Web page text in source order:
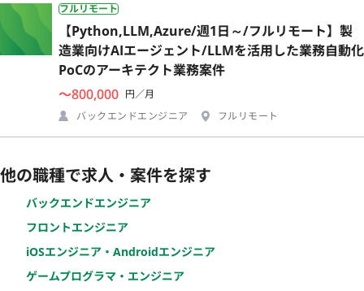
フルリモート
【Python,LLM,Azure/週1日～/フルリモート】製
造業向けAIエージェント/LLMを活用した業務自動化
PoCのアーキテクト業務案件
〜800,000 円／月
バックエンドエンジニア
フルリモート
他の職種で求人・案件を探す
バックエンドエンジニア
フロントエンジニア
iOSエンジニア・Androidエンジニア
ゲームプログラマ・エンジニア